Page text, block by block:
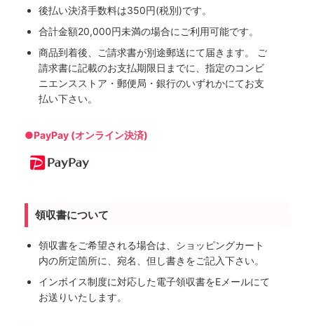
後払い決済手数料は350円(税別)です。
合計金額20,000円未満の場合にご利用可能です。
商品到着後、ご請求書が別途郵送にて届きます。 ご
請求書に記載のお支払期限日までに、指定のコンビ
ニエンスストア・郵便局・銀行のいずれかにてお支
払い下さい。
●PayPay (オンライン決済)
領収書について
領収書をご希望される場合は、ショッピングカート
内の所定箇所に、宛名、但し書きをご記入下さい。
インボイス制度に対応した電子領収書をEメールにて
お送りいたします。